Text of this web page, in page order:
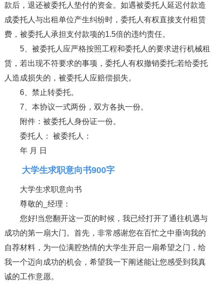
款后，退还被委托人垫付的资金。如遇被委托人延迟付款造
成委托人与出租单位产生纠纷时，委托人有权直接支付租赁
费，被委托人承担支付款项的1.5倍的违约责任。
5、被委托人应严格按照工程和委托人的要求进行机械租
赁，若出现不符要求的事项，委托人有权撤销委托;若给委托
人造成损失的，被委托人应赔偿损失。
6、禁止转委托。
7、本协议一式两份，双方各执一份。
附件：被委托人身份证一份。
委托人： 被委托人：
年 月 日
大学生求职意向书900字
大学生求职意向书
尊敬的_经理：
您好!当您翻开这一页的时候，我已经打开了通往机遇与
成功的第一扇大门。首先，非常感谢您在百忙之中垂询我的
自荐材料，为一位满腔热情的大学生开启一扇希望之门，给
我一个迈向成功的机会，希望我一下阐述能让您感受到我真
诚的工作意愿。